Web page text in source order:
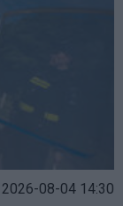
2026-08-04 14:30